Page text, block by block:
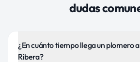
dudas
¿En cuánto tiempo llega un plomero
Ribera?